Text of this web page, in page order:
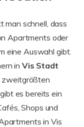
man schnell, dass
Apartments oder
eine Auswahl gibt.
in Vis Stadt
zweitgrößten
es bereits ein
Shops und
in Vis